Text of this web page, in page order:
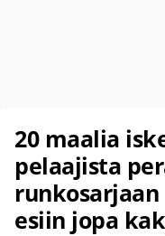
20 maalia
pelaajista
runkosarjaan
esiin jopa